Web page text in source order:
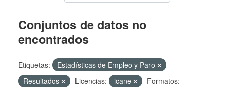
Conjuntos de datos no
encontrados
Etiquetas:
Estadísticas de Empleo y Paro
Resultados
Licencias: icane
Formatos: